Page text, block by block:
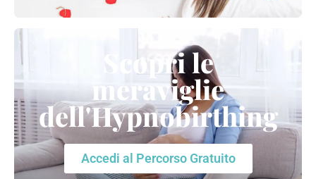
Scopri le
meraviglie
dell'Hypnobirthing
Accedi al Percorso Gratuito